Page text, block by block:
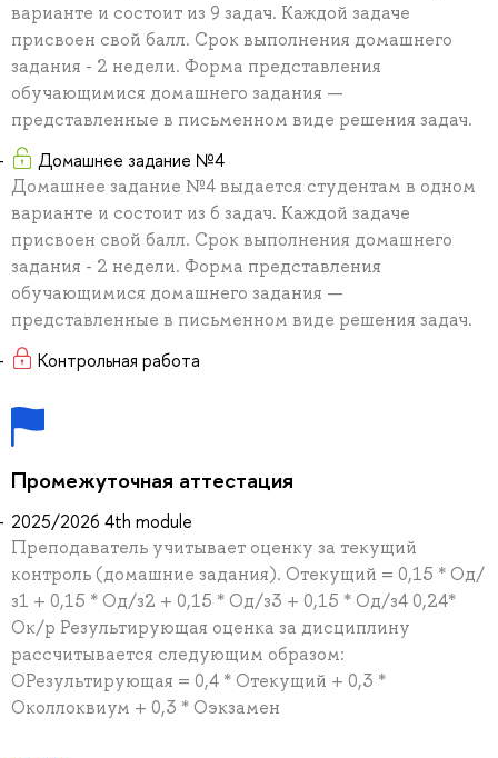
варианте и состоит из 9 задач. Каждой задаче
присвоен свой балл. Срок выполнения домашнего
задания - 2 недели. Форма представления
обучающимися домашнего задания —
представленные в письменном виде решения задач.
Домашнее задание №4
Домашнее задание №4 выдается студентам в одном
варианте и состоит из 6 задач. Каждой задаче
присвоен свой балл. Срок выполнения домашнего
задания - 2 недели. Форма представления
обучающимися домашнего задания —
представленные в письменном виде решения задач.
Контрольная работа
Промежуточная аттестация
2025/2026 4th module
Преподаватель учитывает оценку за текущий
контроль (домашние задания). Отекущий = 0,15 * Од/
з1 + 0,15 * Од/з2 + 0,15 * Од/з3 + 0,15 * Од/з4 0,24*
Ок/р Результирующая оценка за дисциплину
рассчитывается следующим образом:
ОРезультирующая = 0,4 * Отекущий + 0,3 *
Околлоквиум + 0,3 * Оэкзамен